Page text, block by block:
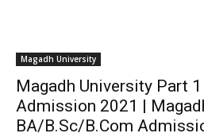
Magadh University
Magadh University Part
Admission 2021 |
BA/B.Sc/B.Com